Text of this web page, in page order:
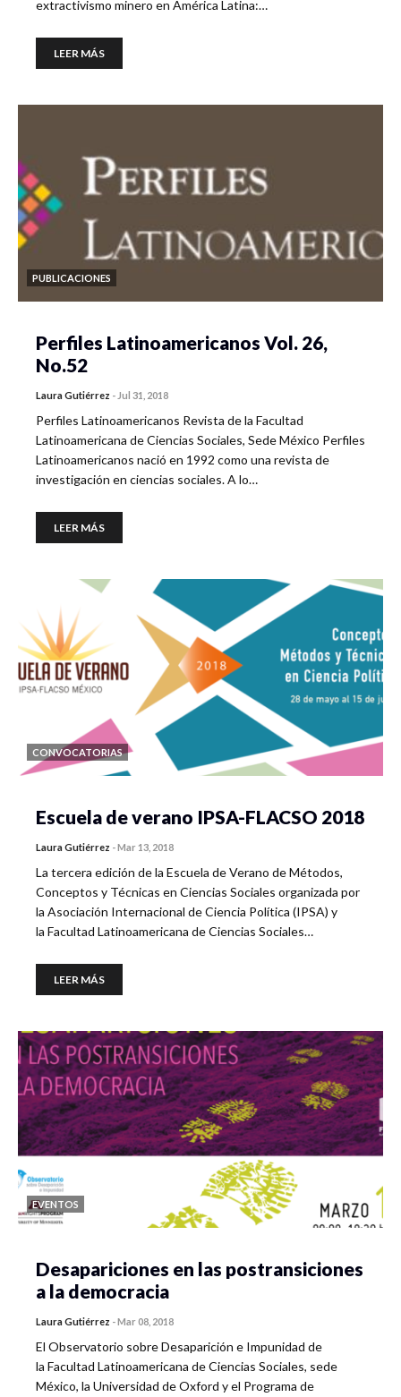
extractivismo minero en América Latina:…
LEER MÁS
PUBLICACIONES
Perfiles Latinoamericanos Vol. 26,
No.52
Laura Gutiérrez - Jul 31, 2018
Perfiles Latinoamericanos Revista de la Facultad
Latinoamericana de Ciencias Sociales, Sede México Perfiles
Latinoamericanos nació en 1992 como una revista de
investigación en ciencias sociales. A lo…
LEER MÁS
CONVOCATORIAS
Escuela de verano IPSA-FLACSO 2018
Laura Gutiérrez -Mar 13, 2018
La tercera edición de la Escuela de Verano de Métodos,
Conceptos y Técnicas en Ciencias Sociales organizada por
la Asociación Internacional de Ciencia Política (IPSA) y
la Facultad Latinoamericana de Ciencias Sociales…
LEER MÁS
EVENTOS
Desapariciones en las postransiciones
a la democracia
Laura Gutiérrez -Mar 08, 2018
El Observatorio sobre Desaparición e Impunidad de
la Facultad Latinoamericana de Ciencias Sociales, sede
México, la Universidad de Oxford y el Programa de